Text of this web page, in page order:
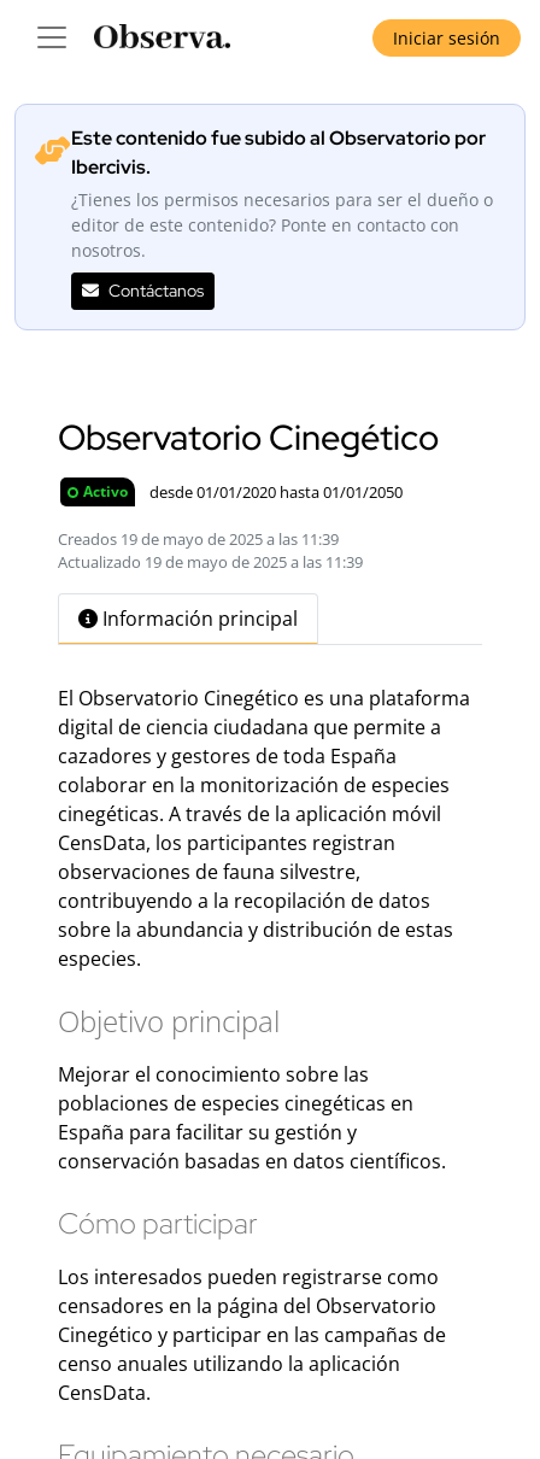
Iniciar sesión
Este contenido fue subido al Observatorio por
Ibercivis.
¿Tienes los permisos necesarios para ser el dueño o
editor de este contenido? Ponte en contacto con
nosotros.
Contáctanos
Observatorio Cinegético
Activo desde 01/01/2020 hasta 01/01/2050
Creados 19 de mayo de 2025 a las 11:39
Actualizado 19 de mayo de 2025 a las 11:39
Información principal
El Observatorio Cinegético es una plataforma
digital de ciencia ciudadana que permite a
cazadores y gestores de toda España
colaborar en la monitorización de especies
cinegéticas. A través de la aplicación móvil
CensData, los participantes registran
observaciones de fauna silvestre,
contribuyendo a la recopilación de datos
sobre la abundancia y distribución de estas
especies.
Objetivo principal
Mejorar el conocimiento sobre las
poblaciones de especies cinegéticas en
España para facilitar su gestión y
conservación basadas en datos científicos.
Cómo participar
Los interesados pueden registrarse como
censadores en la página del Observatorio
Cinegético y participar en las campañas de
censo anuales utilizando la aplicación
CensData.